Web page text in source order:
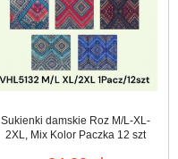
Sukienki damskie Roz M/L-XL-
2XL, Mix Kolor Paczka 12 szt